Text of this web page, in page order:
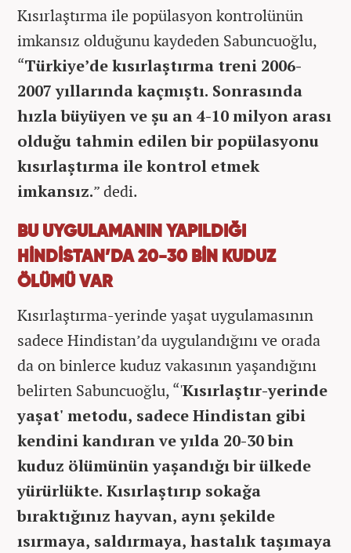
Kısırlaştırma ile popülasyon kontrolünün
imkansız olduğunu kaydeden Sabuncuoğlu,
“Türkiye’de kısırlaştırma treni 2006-
2007 yıllarında kaçmıştı. Sonrasında
hızla büyüyen ve şu an 4-10 milyon arası
olduğu tahmin edilen bir popülasyonu
kısırlaştırma ile kontrol etmek
imkansız.” dedi.
BU UYGULAMANIN YAPILDIĞI
HİNDİSTAN’DA 20-30 BİN KUDUZ
ÖLÜMÜ VAR
Kısırlaştırma-yerinde yaşat uygulamasının
sadece Hindistan’da uygulandığını ve orada
da on binlerce kuduz vakasının yaşandığını
belirten Sabuncuoğlu, “'Kısırlaştır-yerinde
yaşat' metodu, sadece Hindistan gibi
kendini kandıran ve yılda 20-30 bin
kuduz ölümünün yaşandığı bir ülkede
yürürlükte. Kısırlaştırıp sokağa
bıraktığınız hayvan, aynı şekilde
ısırmaya, saldırmaya, hastalık taşımaya